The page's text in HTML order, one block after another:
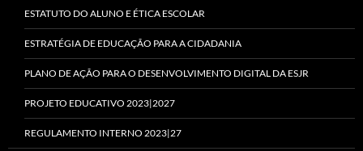
ESTATUTO DO ALUNO E ÉTICA ESCOLAR
ESTRATÉGIA DE EDUCAÇÃO PARA A CIDADANIA
PLANO DE AÇÃO PARA O DESENVOLVIMENTO DIGITAL DA ESJR
PROJETO EDUCATIVO 2023|2027
REGULAMENTO INTERNO 2023|27